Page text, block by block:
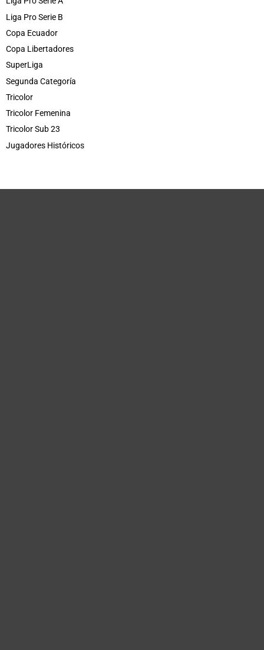
Liga Pro Serie B
Copa Ecuador
Copa Libertadores
SuperLiga
Segunda Categoría
Tricolor
Tricolor Femenina
Tricolor Sub 23
Jugadores Históricos